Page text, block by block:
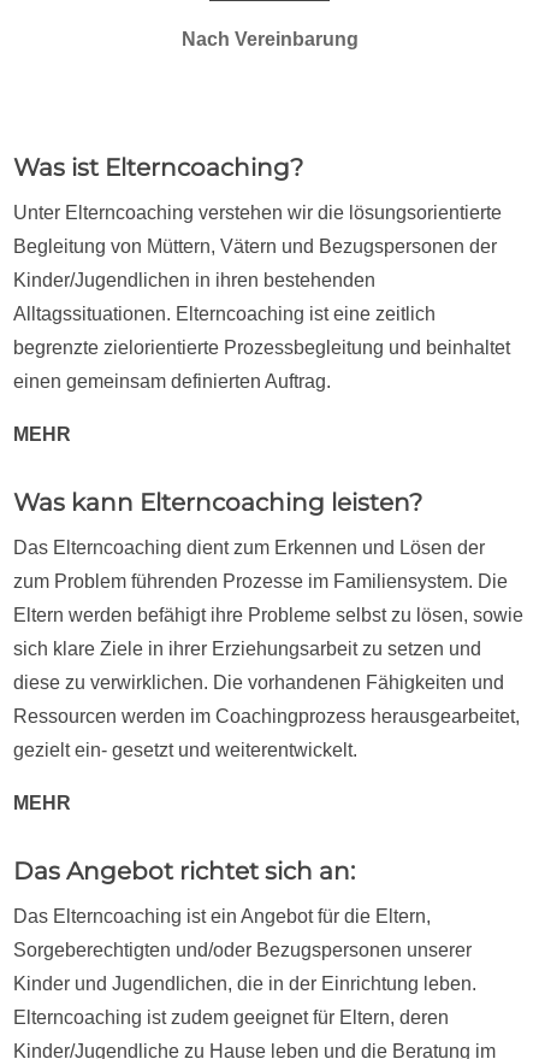
Nach Vereinbarung
Was ist Elterncoaching?
Unter Elterncoaching verstehen wir die lösungsorientierte
Begleitung von Müttern, Vätern und Bezugspersonen der
Kinder/Jugendlichen in ihren bestehenden
Alltagssituationen. Elterncoaching ist eine zeitlich
begrenzte zielorientierte Prozessbegleitung und beinhaltet
einen gemeinsam definierten Auftrag.
MEHR
Was kann Elterncoaching leisten?
Das Elterncoaching dient zum Erkennen und Lösen der
zum Problem führenden Prozesse im Familiensystem. Die
Eltern werden befähigt ihre Probleme selbst zu lösen, sowie
sich klare Ziele in ihrer Erziehungsarbeit zu setzen und
diese zu verwirklichen. Die vorhandenen Fähigkeiten und
Ressourcen werden im Coachingprozess herausgearbeitet,
gezielt ein- gesetzt und weiterentwickelt.
MEHR
Das Angebot richtet sich an:
Das Elterncoaching ist ein Angebot für die Eltern,
Sorgeberechtigten und/oder Bezugspersonen unserer
Kinder und Jugendlichen, die in der Einrichtung leben.
Elterncoaching ist zudem geeignet für Eltern, deren
Kinder/Jugendliche zu Hause leben und die Beratung im